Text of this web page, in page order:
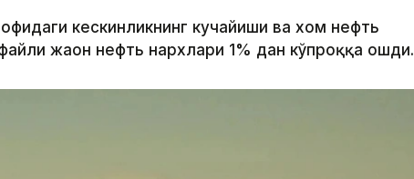
кескинликнинг кучайиши ва хом нефть
жаҳон нефть нархлари 1% дан кўпроққа ошди.